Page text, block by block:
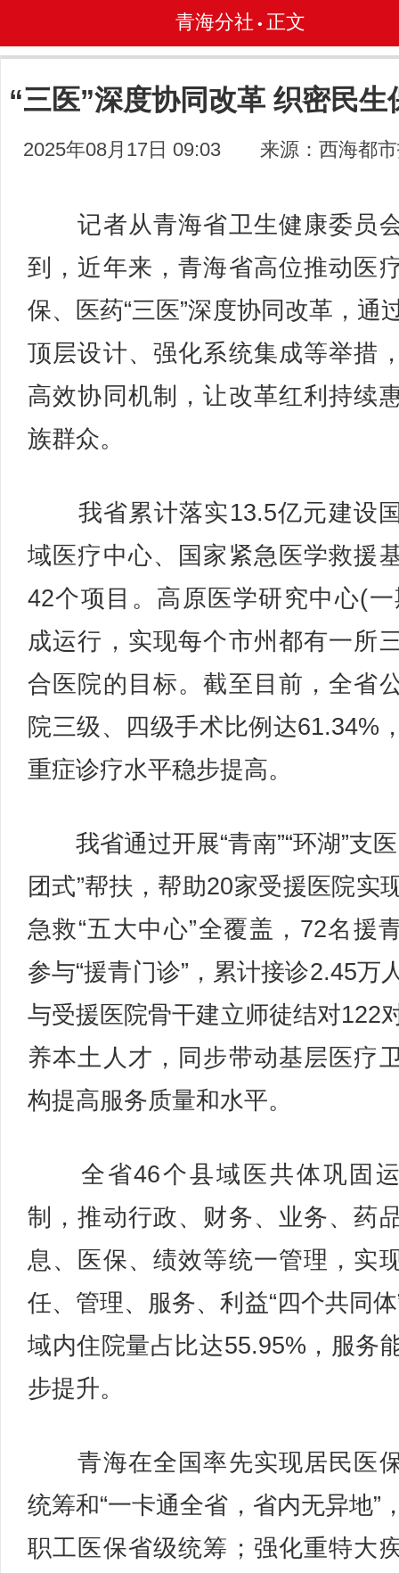
青海分社 • 正文
“三医”深度协同改革 织密民生
2025年08月17日 09:03 来源：西海都
记者从青海省卫生健康委员
到，近年来，青海省高位推动医
保、医药“三医”深度协同改革，通
顶层设计、强化系统集成等举措
高效协同机制，让改革红利持续
族群众。
我省累计落实13.5亿元建设
域医疗中心、国家紧急医学救援
42个项目。高原医学研究中心(
成运行，实现每个市州都有一所
合医院的目标。截至目前，全省
院三级、四级手术比例达61.34%
重症诊疗水平稳步提高。
我省通过开展“青南”“环湖”支医
团式”帮扶，帮助20家受援医院实
急救“五大中心”全覆盖，72名援
参与“援青门诊”，累计接诊2.45万
与受援医院骨干建立师徒结对122
养本土人才，同步带动基层医疗
构提高服务质量和水平。
全省46个县域医共体巩固
制，推动行政、财务、业务、药
息、医保、绩效等统一管理，实
任、管理、服务、利益“四个共同
域内住院量占比达55.95%，服务
步提升。
青海在全国率先实现居民医
统筹和“一卡通全省，省内无异地”
职工医保省级统筹；强化重特大